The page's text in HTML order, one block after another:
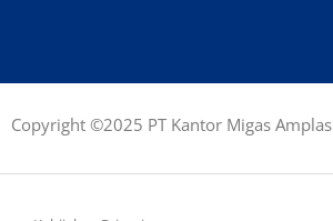
Copyright ©2025 PT Kantor Migas Amplas